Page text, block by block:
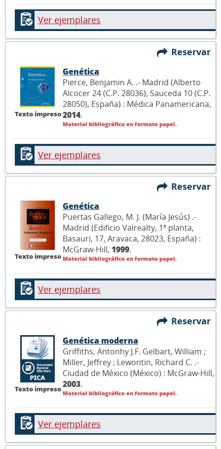
Ver ejemplares
Reservar
Texto impreso
Genética
Pierce, Benjamin A. .- Madrid (Alberto
Alcocer 24 (C.P. 28036), Sauceda 10 (C.P.
28050), España) : Médica Panamericana,
2014.
Material bibliográfico en formato papel.
Ver ejemplares
Reservar
Texto impreso
Genética
Puertas Gallego, M. J. (María Jesús) .-
Madrid (Edificio Valrealty, 1ª planta,
Basauri, 17, Aravaca, 28023, España) :
McGraw-Hill, 1999.
Material bibliográfico en formato papel.
Ver ejemplares
Reservar
Texto impreso
Genética moderna
Griffiths, Antonhy J.F. Gelbart, William ;
Miller, Jeffrey ; Lewontin, Richard C. .-
Ciudad de México (México) : McGraw-Hill,
2003.
Material bibliográfico en formato papel.
Ver ejemplares